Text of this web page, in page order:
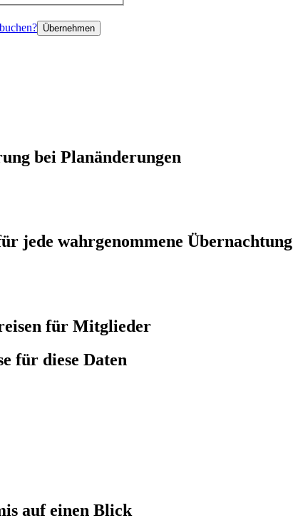
Übernehmen
bei Planänderungen
jede wahrgenommene Übernachtung
für Mitglieder
für diese Daten
auf einen Blick